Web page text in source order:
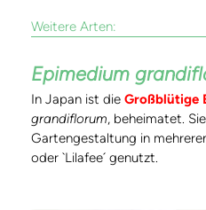
Weitere Arten:
Epimedium
In Japan ist die Großblütige
grandiflorum, beheimatet.
Gartengestaltung in
oder `Lilafee´ genutzt.